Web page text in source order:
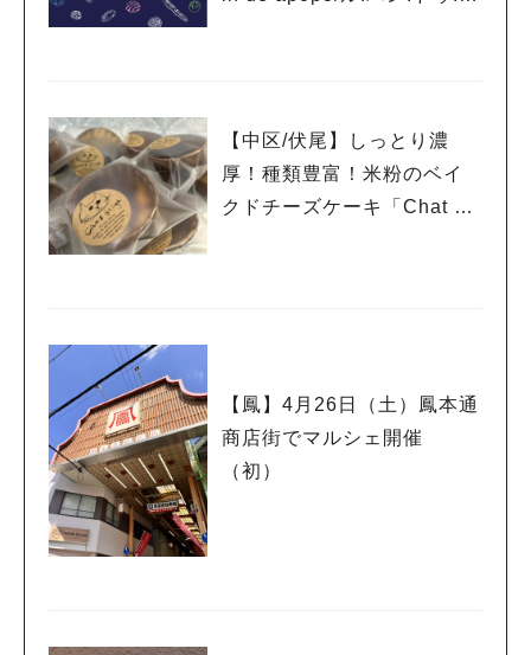
【中区/伏尾】しっとり濃
厚！種類豊富！米粉のベイ
クドチーズケーキ「Chat be
【鳳】4月26日（土）鳳本通
商店街でマルシェ開催
（初）